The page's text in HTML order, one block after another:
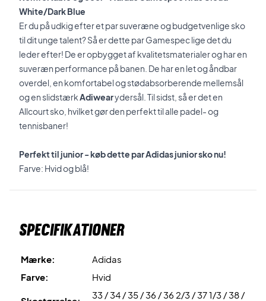
White/Dark Blue
Er du på udkig efter et par suveræne og budgetvenlige sko
til dit unge talent? Så er dette par Gamespec lige det du
leder efter! De er opbygget af kvalitetsmaterialer og har en
suveræn performance på banen. De har en let og åndbar
overdel, en komfortabel og stødabsorberende mellemsål
og en slidstærkAdiwearydersål. Til sidst, så er det en
Allcourt sko, hvilket gør den perfekt til alle padel- og
tennisbaner!
Perfekt til junior - køb dette par Adidas junior sko nu!
Farve: Hvid og blå!
Specifikationer
Mærke:
Adidas
Farve:
Hvid
33 / 34 / 35 / 36 / 36 2/3 / 37 1/3 / 38 /